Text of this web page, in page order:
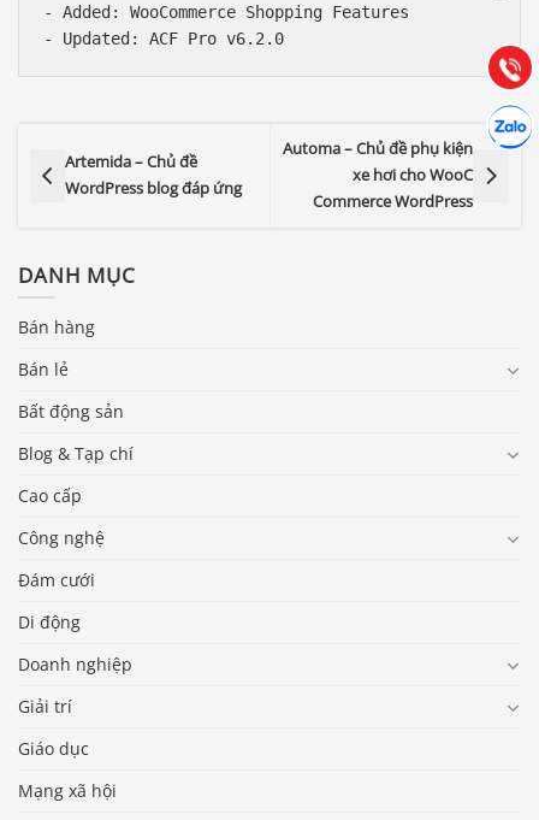
- Added: WooCommerce Shopping Features
Artemida – Chủ đề
WordPress blog đáp ứng
Automa – Chủ đề phụ kiện
xe hơi cho WooC
Commerce WordPress
DANH MỤC
Bán hàng
Bán lẻ
Bất động sản
Blog & Tạp chí
Cao cấp
Công nghệ
Đám cưới
Di động
Doanh nghiệp
Giải trí
Giáo dục
Mạng xã hội
Gọi
Hướng dẫn & Hỗ trợ:
(028) 22.166.144
Chát